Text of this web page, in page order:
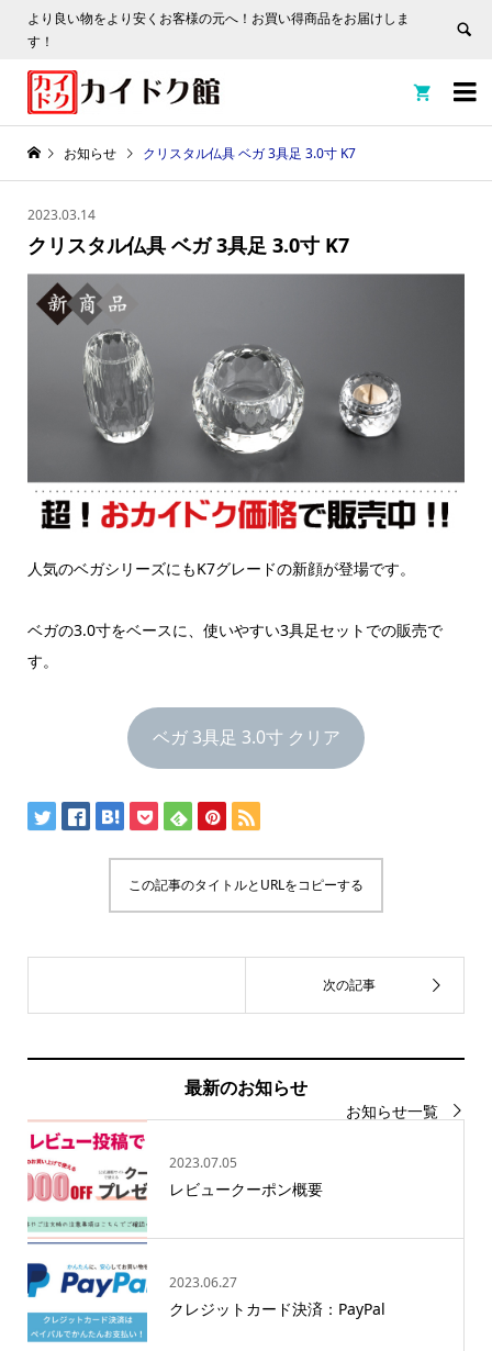
より良い物をより安くお客様の元へ！お買い得商品をお届けしま
す！


お知らせ クリスタル仏具 ベガ 3具足 3.0寸 K7
2023.03.14
クリスタル仏具 ベガ 3具足 3.0寸 K7
人気のベガシリーズにもK7グレードの新顔が登場です。
ベガの3.0寸をベースに、使いやすい3具足セットでの販売で
す。
ベガ 3具足 3.0寸 クリア
この記事のタイトルとURLをコピーする
最新のお知らせ
お知らせ一覧
2023.07.05
レビュークーポン概要
2023.06.27
クレジットカード決済：PayPal